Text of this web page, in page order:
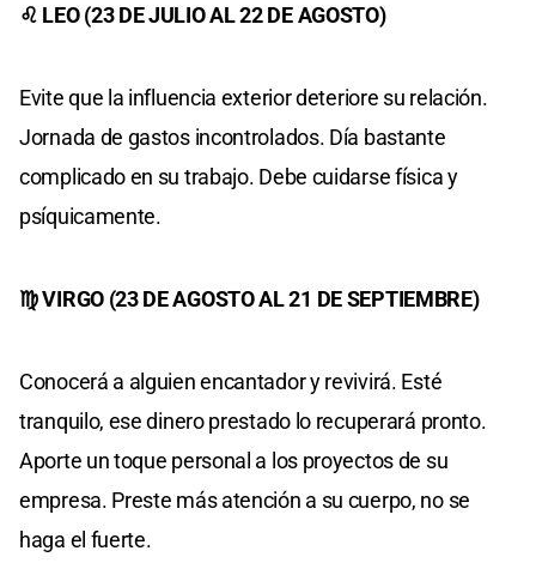
♌ LEO (23 DE JULIO AL 22 DE AGOSTO)
Evite que la influencia exterior deteriore su relación.
Jornada de gastos incontrolados. Día bastante
complicado en su trabajo. Debe cuidarse física y
psíquicamente.
♍ VIRGO (23 DE AGOSTO AL 21 DE SEPTIEMBRE)
Conocerá a alguien encantador y revivirá. Esté
tranquilo, ese dinero prestado lo recuperará pronto.
Aporte un toque personal a los proyectos de su
empresa. Preste más atención a su cuerpo, no se
haga el fuerte.